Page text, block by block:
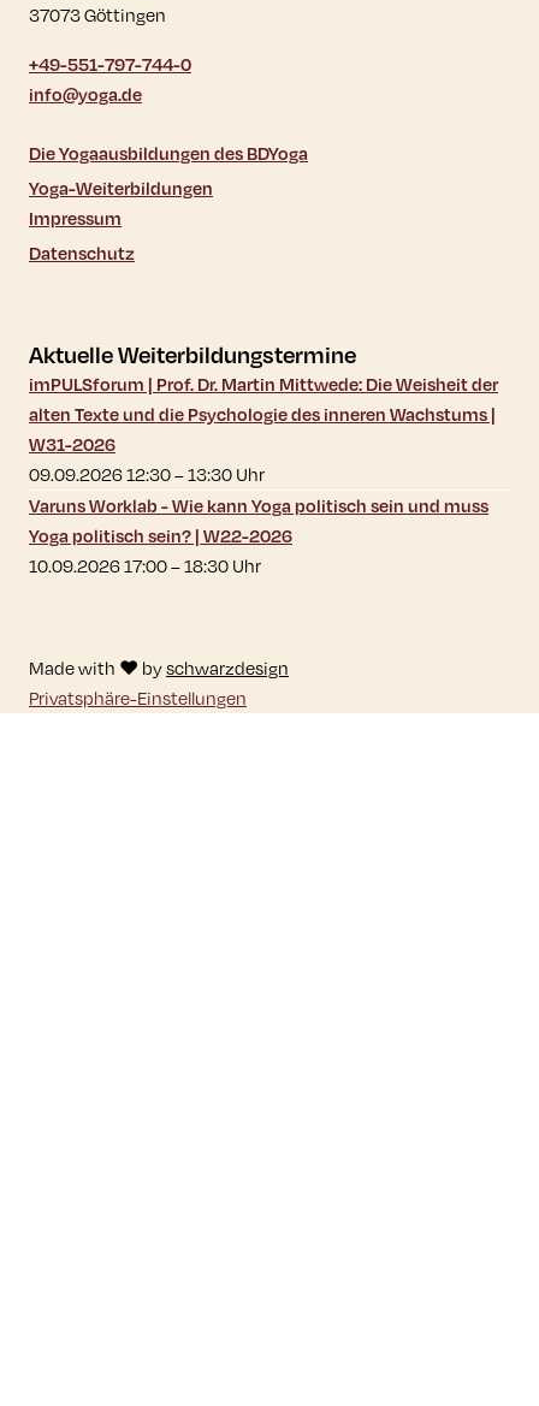
37073 Göttingen
+49-551-797-744-0
info@yoga.de
Die Yogaausbildungen des BDYoga
Yoga-Weiterbildungen
Impressum
Datenschutz
Aktuelle Weiterbildungstermine
imPULSforum | Prof. Dr. Martin Mittwede: Die Weisheit der
alten Texte und die Psychologie des inneren Wachstums |
W31-2026
09.09.2026 12:30–13:30Uhr
Varuns Worklab - Wie kann Yoga politisch sein und muss
Yoga politisch sein? | W22-2026
10.09.2026 17:00–18:30Uhr
Made with ♥ byschwarzdesign
Privatsphäre-Einstellungen